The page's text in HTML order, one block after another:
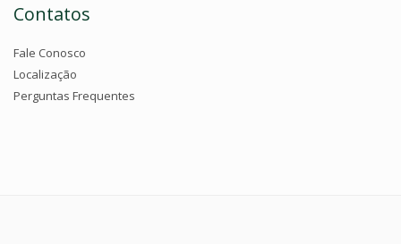
Contatos
Fale Conosco
Localização
Perguntas Frequentes